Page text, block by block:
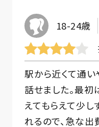
18-24歳
駅から近くて通い
話せました。最初
えてもらえて少
れるので、急な出